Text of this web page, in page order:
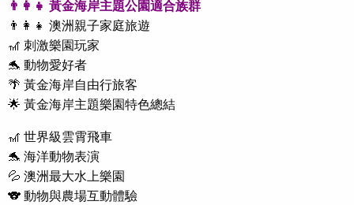
👨‍👩‍👧 黃金海岸主題公園適合族群
👨‍👩‍👧 澳洲親子家庭旅遊
🎢 刺激樂園玩家
🐬 動物愛好者
🌴 黃金海岸自由行旅客
🌟 黃金海岸主題樂園特色總結
🎢 世界級雲霄飛車
🐬 海洋動物表演
💦 澳洲最大水上樂園
🐨 動物與農場互動體驗